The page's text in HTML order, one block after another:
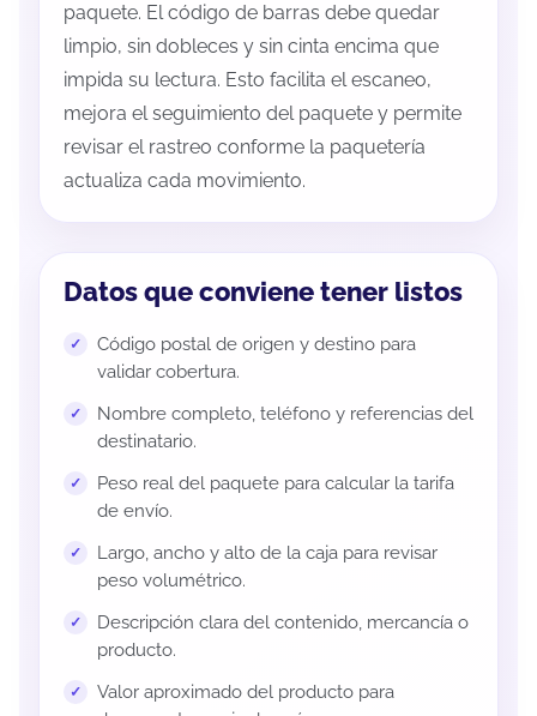
paquete. El código de barras debe quedar
limpio, sin dobleces y sin cinta encima que
impida su lectura. Esto facilita el escaneo,
mejora el seguimiento del paquete y permite
revisar el rastreo conforme la paquetería
actualiza cada movimiento.
Datos que conviene tener listos
Código postal de origen y destino para
validar cobertura.
Nombre completo, teléfono y referencias del
destinatario.
Peso real del paquete para calcular la tarifa
de envío.
Largo, ancho y alto de la caja para revisar
peso volumétrico.
Descripción clara del contenido, mercancía o
producto.
Valor aproximado del producto para